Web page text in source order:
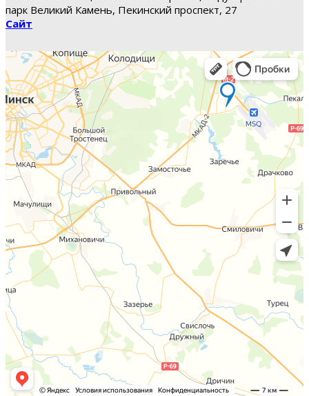
парк Великий Камень, Пекинский проспект, 27
Сайт